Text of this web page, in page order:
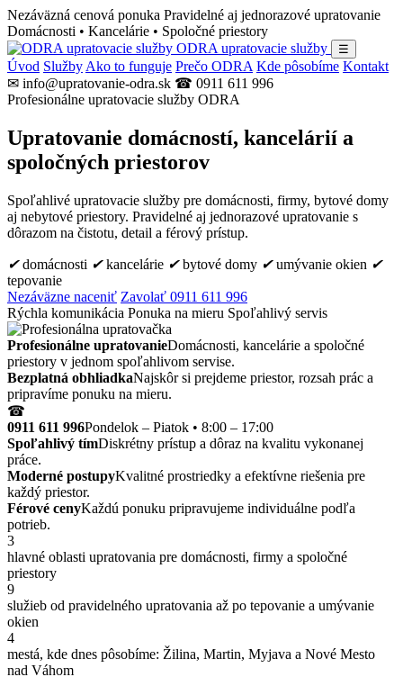
Nezáväzná cenová ponuka Pravidelné aj jednorazové upratovanie
Domácnosti • Kancelárie • Spoločné priestory
ODRA upratovacie služby
☰
Úvod Služby Ako to funguje Prečo ODRA Kde pôsobíme Kontakt
✉ info@upratovanie-odra.sk ☎ 0911 611 996
Profesionálne upratovacie služby ODRA
Upratovanie domácností, kancelárií a
spoločných priestorov
Spoľahlivé upratovacie služby pre domácnosti, firmy, bytové domy
aj nebytové priestory. Pravidelné aj jednorazové upratovanie s
dôrazom na čistotu, detail a férový prístup.
✔domácnosti ✔kancelárie ✔bytové domy ✔umývanie okien ✔
tepovanie
Nezáväzne naceniť Zavolať 0911 611 996
Rýchla komunikácia Ponuka na mieru Spoľahlivý servis
Profesionálne upratovanieDomácnosti, kancelárie a spoločné
priestory v jednom spoľahlivom servise.
Bezplatná obhliadkaNajskôr si prejdeme priestor, rozsah prác a
pripravíme ponuku na mieru.
☎
0911 611 996Pondelok – Piatok • 8:00 – 17:00
Spoľahlivý tímDiskrétny prístup a dôraz na kvalitu vykonanej
práce.
Moderné postupyKvalitné prostriedky a efektívne riešenia pre
každý priestor.
Férové cenyKaždú ponuku pripravujeme individuálne podľa
potrieb.
3
hlavné oblasti upratovania pre domácnosti, firmy a spoločné
priestory
9
služieb od pravidelného upratovania až po tepovanie a umývanie
okien
4
mestá, kde dnes pôsobíme: Žilina, Martin, Myjava a Nové Mesto
nad Váhom